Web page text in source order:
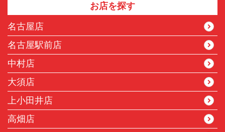
お店を探す
名古屋店
名古屋駅前店
中村店
大須店
上小田井店
高畑店